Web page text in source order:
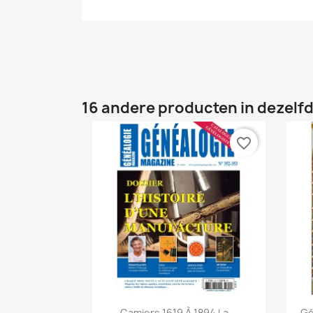
16 andere producten in
Snel bekijken
favorite_border